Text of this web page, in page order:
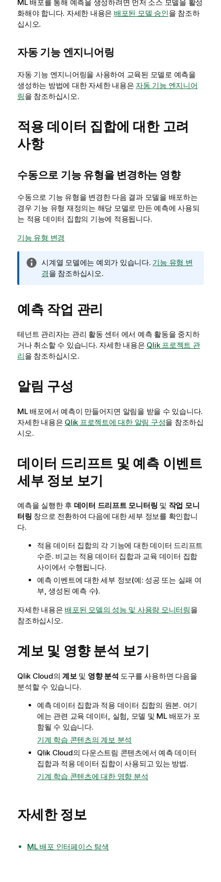
ML 배포를 통해 예측을 생성하려면 먼저 소스 모델을 활성
화해야 합니다. 자세한 내용은 배포된 모델 승인을 참조하
십시오.
자동 기능 엔지니어링
자동 기능 엔지니어링을 사용하여 교육된 모델로 예측을
생성하는 방법에 대한 자세한 내용은 자동 기능 엔지니어
링을 참조하십시오.
적용 데이터 집합에 대한 고려
사항
수동으로 기능 유형을 변경하는 영향
수동으로 기능 유형을 변경한 다음 결과 모델을 배포하는
경우 기능 유형 재정의는 해당 모델로 만든 예측에 사용되
는 적용 데이터 집합의 기능에 적용됩니다.
기능 유형 변경
정
보
시계열 모델에는 예외가 있습니다. 기능 유형 변
경을 참조하십시오.
예측 작업 관리
테넌트 관리자는 관리 활동 센터 에서 예측 활동을 중지하
거나 취소할 수 있습니다. 자세한 내용은 Qlik 프로젝트 관
리을 참조하십시오.
알림 구성
ML 배포에서 예측이 만들어지면 알림을 받을 수 있습니다.
자세한 내용은 Qlik 프로젝트에 대한 알림 구성을 참조하십
시오.
데이터 드리프트 및 예측 이벤트
세부 정보 보기
예측을 실행한 후 데이터 드리프트 모니터링 및 작업 모니
터링 창으로 전환하여 다음에 대한 세부 정보를 확인합니
다.
적용 데이터 집합의 각 기능에 대한 데이터 드리프트
수준. 비교는 적용 데이터 집합과 교육 데이터 집합
사이에서 수행됩니다.
예측 이벤트에 대한 세부 정보(예: 성공 또는 실패 여
부, 생성된 예측 수).
자세한 내용은 배포된 모델의 성능 및 사용량 모니터링을
참조하십시오.
계보 및 영향 분석 보기
Qlik Cloud의 계보 및 영향 분석 도구를 사용하면 다음을
분석할 수 있습니다.
예측 데이터 집합과 적용 데이터 집합의 원본. 여기
에는 관련 교육 데이터, 실험, 모델 및 ML 배포가 포
함될 수 있습니다.
기계 학습 콘텐츠의 계보 분석
Qlik Cloud의 다운스트림 콘텐츠에서 예측 데이터
집합과 적용 데이터 집합이 사용되고 있는 방법.
기계 학습 콘텐츠에 대한 영향 분석
자세한 정보
ML 배포 인터페이스 탐색